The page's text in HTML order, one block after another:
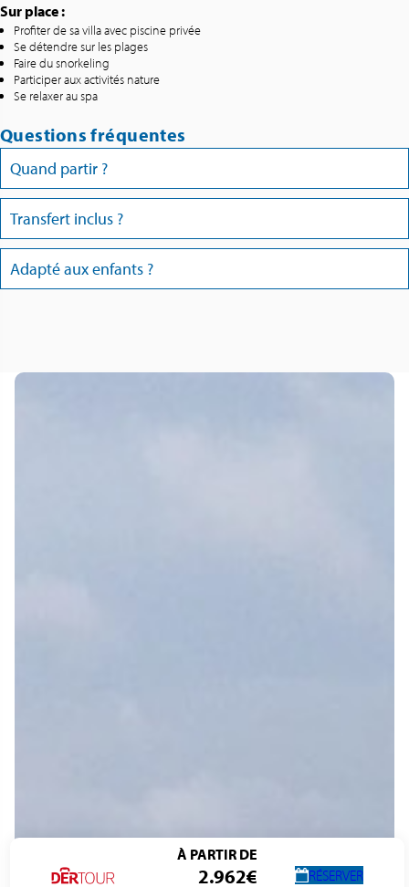
À PARTIR DE
2.962€ RÉSERVER
Sur place :
Profiter de sa villa avec piscine privée
Se détendre sur les plages
Faire du snorkeling
Participer aux activités nature
Se relaxer au spa
Questions fréquentes
Quand partir ?
Transfert inclus ?
Adapté aux enfants ?